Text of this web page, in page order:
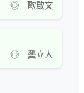
◎ 歐啟文
◎ 龔立人